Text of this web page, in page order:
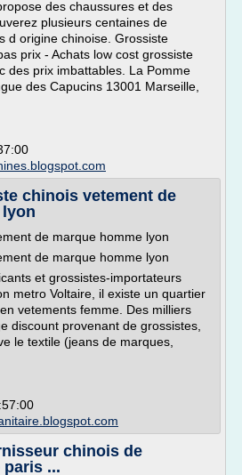
des chaussures et des
plusieurs centaines de
d origine chinoise. Grossiste
prix - Achats low cost grossiste
des prix imbattables. La Pomme
des Capucins 13001 Marseille,
chinois vetement de
lyon
de marque homme lyon
de marque homme lyon
et grossistes-importateurs
metro Voltaire, il existe un quartier
vetements femme. Des milliers
discount provenant de grossistes,
le textile (jeans de marques,
chinois de
paris ...